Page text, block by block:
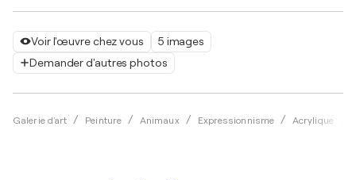
Voir l'œuvre chez vous
5 images
Demander d'autres photos
Galerie d'art Peinture Animaux Expressionnisme Acrylique